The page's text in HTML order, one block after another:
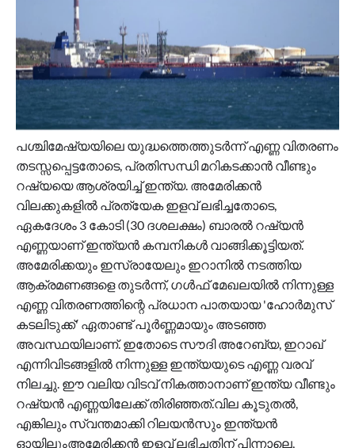
പശ്ചിമേഷ്യയിലെ യുദ്ധത്തെത്തുടര്‍ന്ന് എണ്ണ വിതരണം
തടസ്സപ്പെട്ടതോടെ, പ്രതിസന്ധി മറികടക്കാന്‍ വീണ്ടും
റഷ്യയെ ആശ്രയിച്ച് ഇന്ത്യ. അമേരിക്കന്‍
വിലക്കുകളില്‍ പ്രത്യേക ഇളവ് ലഭിച്ചതോടെ,
ഏകദേശം 3 കോടി (30 ദശലക്ഷം) ബാരല്‍ റഷ്യന്‍
എണ്ണയാണ് ഇന്ത്യന്‍ കമ്പനികള്‍ വാങ്ങിക്കൂട്ടിയത്.
അമേരിക്കയും ഇസ്രായേലും ഇറാനില്‍ നടത്തിയ
ആക്രമണങ്ങളെ തുടര്‍ന്ന്, ഗള്‍ഫ് മേഖലയില്‍ നിന്നുള്ള
എണ്ണ വിതരണത്തിന്റെ പ്രധാന പാതയായ 'ഹോര്‍മുസ്
കടലിടുക്ക്' ഏതാണ്ട് പൂര്‍ണ്ണമായും അടഞ്ഞ
അവസ്ഥയിലാണ്. ഇതോടെ സൗദി അറേബ്യ, ഇറാഖ്
എന്നിവിടങ്ങളില്‍ നിന്നുള്ള ഇന്ത്യയുടെ എണ്ണ വരവ്
നിലച്ചു. ഈ വലിയ വിടവ് നികത്താനാണ് ഇന്ത്യ വീണ്ടും
റഷ്യന്‍ എണ്ണയിലേക്ക് തിരിഞ്ഞത്.വില കൂടുതല്‍,
എങ്കിലും സ്വന്തമാക്കി റിലയന്‍സും ഇന്ത്യന്‍
ഓയിലുംഅമേരിക്കന്‍ ഇളവ് ലഭിച്ചതിന് പിന്നാലെ,